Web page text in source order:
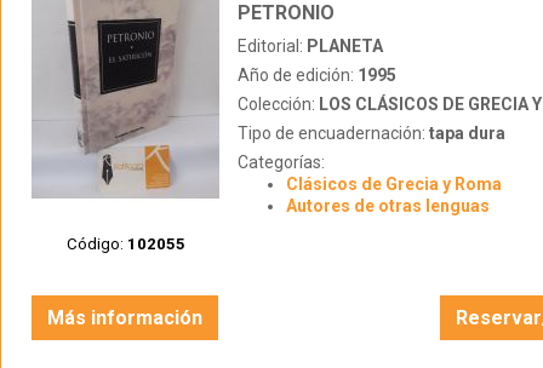
Código: 102055
PETRONIO
Editorial: PLANETA
Año de edición: 1995
Colección: LOS CLÁSICOS DE GRECIA
Tipo de encuadernación: tapa dura
Categorías:
Clásicos de Grecia y Roma
Autores de otras lenguas
Más información